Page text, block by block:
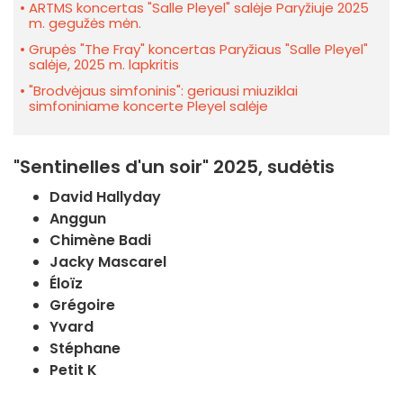
ARTMS koncertas "Salle Pleyel" salėje Paryžiuje 2025
m. gegužės mėn.
Grupės "The Fray" koncertas Paryžiaus "Salle Pleyel"
salėje, 2025 m. lapkritis
"Brodvėjaus simfoninis": geriausi miuziklai
simfoniniame koncerte Pleyel salėje
"Sentinelles d'un soir" 2025, sudėtis
David Hallyday
Anggun
Chimène Badi
Jacky Mascarel
Éloïz
Grégoire
Yvard
Stéphane
Petit K